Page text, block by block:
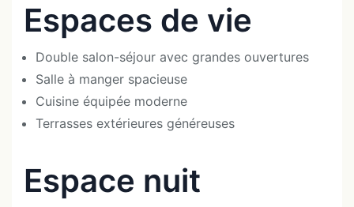
Espaces de vie
Double salon-séjour avec grandes ouvertures
Salle à manger spacieuse
Cuisine équipée moderne
Terrasses extérieures généreuses
Espace nuit